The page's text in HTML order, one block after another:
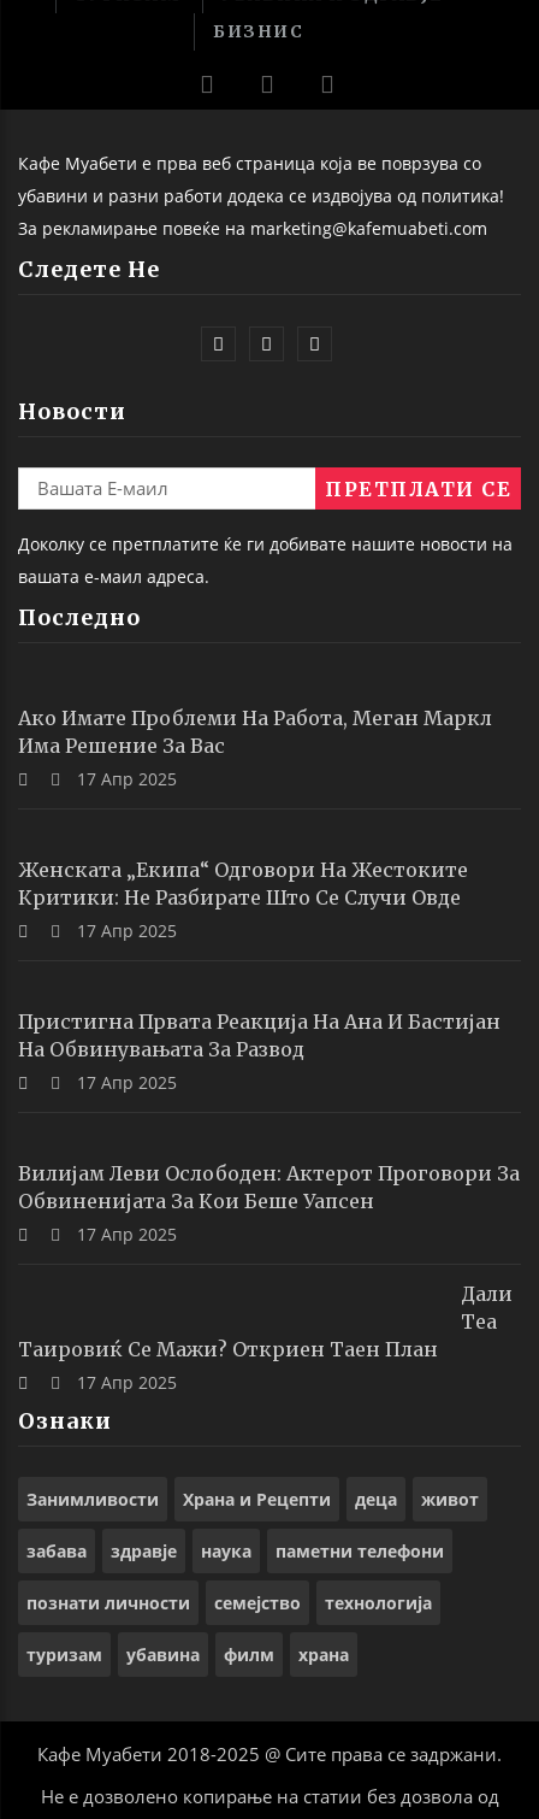
БИЗНИС
Кафе Муабети е прва веб страница која ве поврзува со
убавини и разни работи додека се издвојува од политика!
За рекламирање повеќе на marketing@kafemuabeti.com
Следете Не
Новости
Доколку се претплатите ќе ги добивате нашите новости на
вашата е-маил адреса.
Последно
Ако Имате Проблеми На Работа, Меган Маркл
Има Решение За Вас
17 Апр 2025
Женската „екипа“ Одговори На Жестоките
Критики: Не Разбирате Што Се Случи Овде
17 Апр 2025
Пристигна Првата Реакција На Ана И Бастијан
На Обвинувањата За Развод
17 Апр 2025
Вилијам Леви Ослободен: Актерот Проговори За
Обвиненијата За Кои Беше Уапсен
17 Апр 2025
Дали
Теа
Таировиќ Се Мажи? Откриен Таен План
17 Апр 2025
Ознаки
Занимливости Храна и Рецепти деца живот
забава здравје наука паметни телефони
познати личности семејство технологија
туризам убавина филм храна
Кафе Муабети 2018-2025 @ Сите права се задржани.
Не е дозволено копирање на статии без дозвола од